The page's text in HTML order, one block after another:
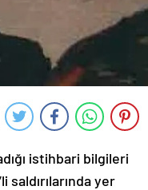
istihbari bilgileri
saldırılarında yer